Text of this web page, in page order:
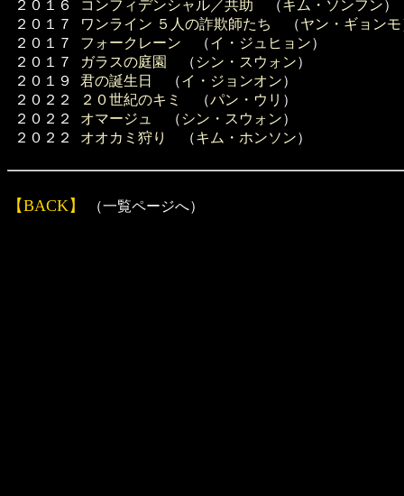
２０１６
２０１７
２０１７
２０１７
２０１９
２０２２
２０２２
２０２２
コンフィデンシャル／共助 （キム・ソンフン）
ワンライン ５人の詐欺師たち
（ヤン・ギョンモ
フォークレーン （イ・ジュヒョン）
ガラスの庭園
（ シン・スウォン）
君の誕生日
（イ・ジョンオン）
２０世紀のキミ
（パン・ウリ ）
オマージュ
（ シン・スウォン）
オオカミ狩り
（キム・ホンソン）
【BACK】 （一覧ページへ）